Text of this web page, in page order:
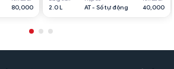
80,000 2.0 L AT - Số tự động 40,000